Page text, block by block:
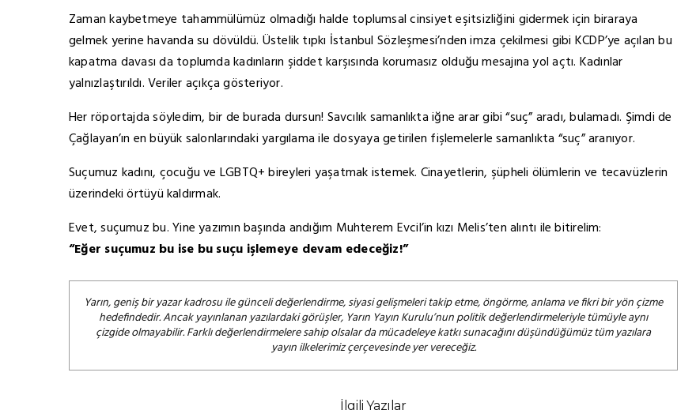
Zaman kaybetmeye tahammülümüz olmadığı halde toplumsal cinsiyet eşitsizliğini gidermek için biraraya
gelmek yerine havanda su dövüldü. Üstelik tıpkı İstanbul Sözleşmesi’nden imza çekilmesi gibi KCDP’ye açılan bu
kapatma davası da toplumda kadınların şiddet karşısında korumasız olduğu mesajına yol açtı. Kadınlar
yalnızlaştırıldı. Veriler açıkça gösteriyor.
Her röportajda söyledim, bir de burada dursun! Savcılık samanlıkta iğne arar gibi “suç” aradı, bulamadı. Şimdi de
Çağlayan’ın en büyük salonlarındaki yargılama ile dosyaya getirilen fişlemelerle samanlıkta “suç” aranıyor.
Suçumuz kadını, çocuğu ve LGBTQ+ bireyleri yaşatmak istemek. Cinayetlerin, şüpheli ölümlerin ve tecavüzlerin
üzerindeki örtüyü kaldırmak.
Evet, suçumuz bu. Yine yazımın başında andığım Muhterem Evcil’in kızı Melis’ten alıntı ile bitirelim:
“Eğer suçumuz bu ise bu suçu işlemeye devam edeceğiz!”
Yarın, geniş bir yazar kadrosu ile günceli değerlendirme, siyasi gelişmeleri takip etme, öngörme, anlama ve fikri bir yön çizme
hedefindedir. Ancak yayınlanan yazılardaki görüşler, Yarın Yayın Kurulu’nun politik değerlendirmeleriyle tümüyle aynı
çizgide olmayabilir. Farklı değerlendirmelere sahip olsalar da mücadeleye katkı sunacağını düşündüğümüz tüm yazılara
yayın ilkelerimiz çerçevesinde yer vereceğiz.
İlgili Yazılar